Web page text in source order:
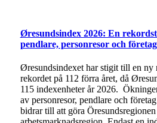
Øresundsindex 2026: En
pendlare, personresor och
Øresundsindexet har stigit till en ny
rekordet på 112 förra året, då
115 indexenheter år 2026.
av personresor, pendlare och
bidrar till att göra